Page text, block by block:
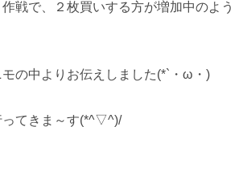
戦で、２枚買いする方が増加中のよう
の中よりお伝えしました(*`・ω・)ゞ
ってきま～す(*^▽^)/